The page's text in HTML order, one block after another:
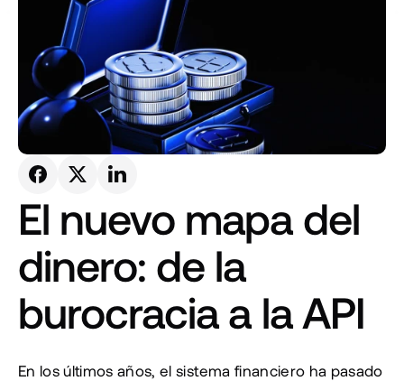
El nuevo mapa del
dinero: de la
burocracia a la API
En los últimos años, el sistema financiero ha pasado